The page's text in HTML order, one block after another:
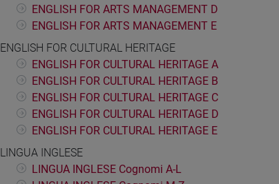
ENGLISH FOR ARTS MANAGEMENT D
ENGLISH FOR ARTS MANAGEMENT E
ENGLISH FOR CULTURAL HERITAGE
ENGLISH FOR CULTURAL HERITAGE A
ENGLISH FOR CULTURAL HERITAGE B
ENGLISH FOR CULTURAL HERITAGE C
ENGLISH FOR CULTURAL HERITAGE D
ENGLISH FOR CULTURAL HERITAGE E
LINGUA INGLESE
LINGUA INGLESE Cognomi A-L